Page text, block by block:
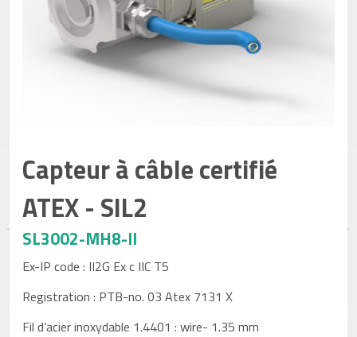
Capteur à câble certifié
ATEX - SIL2
SL3002-MH8-II
Ex-IP code : II2G Ex c IIC T5
Registration : PTB-no. 03 Atex 7131 X
Fil d’acier inoxydable 1.4401 : wire- 1.35 mm